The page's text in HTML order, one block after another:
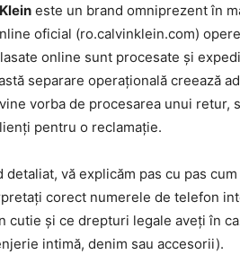
este un brand omniprezent în
oficial (ro.calvinklein.com)
online sunt procesate și
separare operațională creează
vorba de procesarea unui retur,
pentru o reclamație.
detaliat, vă explicăm pas cu pas
corect numerele de telefon
cutie și ce drepturi legale aveți în
intimă, denim sau accesorii).